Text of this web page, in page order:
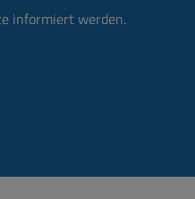
informiert werden.